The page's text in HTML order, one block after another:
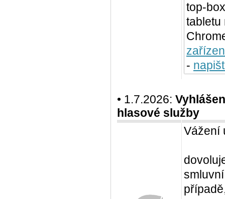
top-
tabletu
-
• 1.7.2026:
hlasové služby
Vážení